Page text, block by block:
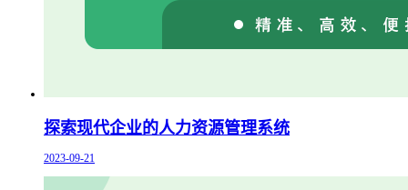
探索现代企业的人力资源管理系统
2023-09-21